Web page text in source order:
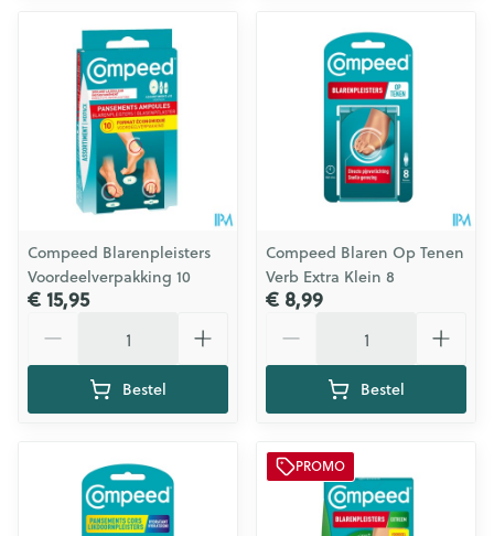
Compeed Blarenpleisters
Voordeelverpakking 10
€ 15,95
Bestel
Compeed Blaren Op Tenen
Verb Extra Klein 8
€ 8,99
Bestel
PROMO